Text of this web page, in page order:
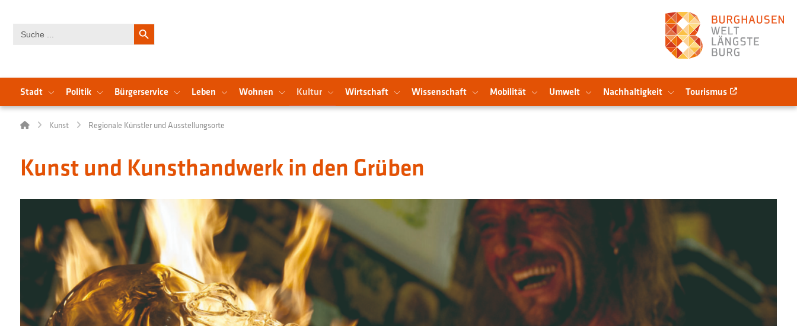
for:
Search Button
Stadt Politik Bürgerservice Leben Wohnen Kultur Wirtschaft Wissenschaft Mobilität Umwelt Nachhaltigkeit Tourismus
Kunst Regionale Künstler und Ausstellungsorte
Kunst und Kunsthandwerk in den Grüben